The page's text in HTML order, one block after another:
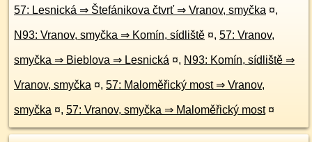
57: Lesnická ⇒ Štefánikova čtvrť ⇒ Vranov, smyčka ¤,
N93: Vranov, smyčka ⇒ Komín, sídliště ¤, 57: Vranov,
smyčka ⇒ Bieblova ⇒ Lesnická ¤, N93: Komín, sídliště ⇒
Vranov, smyčka ¤, 57: Maloměřický most ⇒ Vranov,
smyčka ¤, 57: Vranov, smyčka ⇒ Maloměřický most ¤